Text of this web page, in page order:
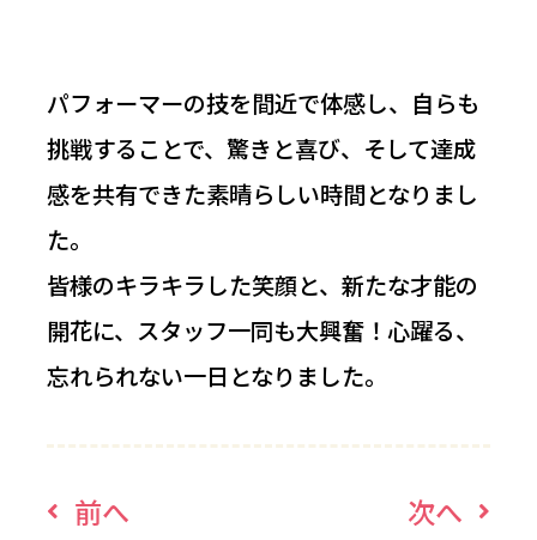
パフォーマーの技を間近で体感し、自らも
挑戦することで、驚きと喜び、そして達成
感を共有できた素晴らしい時間となりまし
た。
皆様のキラキラした笑顔と、新たな才能の
開花に、スタッフ一同も大興奮！心躍る、
忘れられない一日となりました。